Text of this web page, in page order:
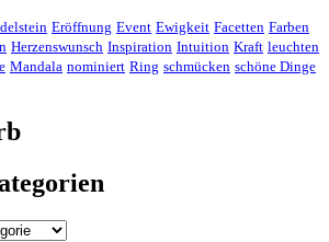
Eröffnung Event Ewigkeit Facetten Farben
Herzenswunsch Inspiration Intuition Kraft leuchten
Mandala nominiert Ring schmücken schöne Dinge